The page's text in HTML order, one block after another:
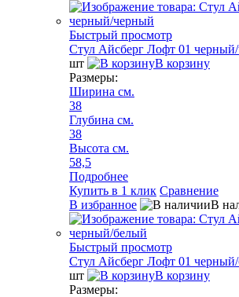
Быстрый просмотр
Стул Айсберг Лофт 01
шт
В корзину
Размеры:
Ширина см.
38
Глубина см.
38
Высота см.
58,5
Подробнее
Купить в 1 клик Сравнение
В избранное
В
Быстрый просмотр
Стул Айсберг Лофт 01
шт
В корзину
Размеры: